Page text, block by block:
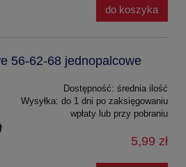
do koszyka
56-62-68 jednopalcowe
Dostępność: średnia ilość
Wysyłka: do 1 dni po zaksięgowaniu
wpłaty lub przy pobraniu
5,99 zł